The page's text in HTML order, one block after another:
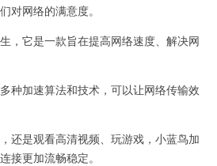
对网络的满意度。
它是一款旨在提高网络速度、解决网
加速算法和技术，可以让网络传输效
是观看高清视频、玩游戏，小蓝鸟加
接更加流畅稳定。